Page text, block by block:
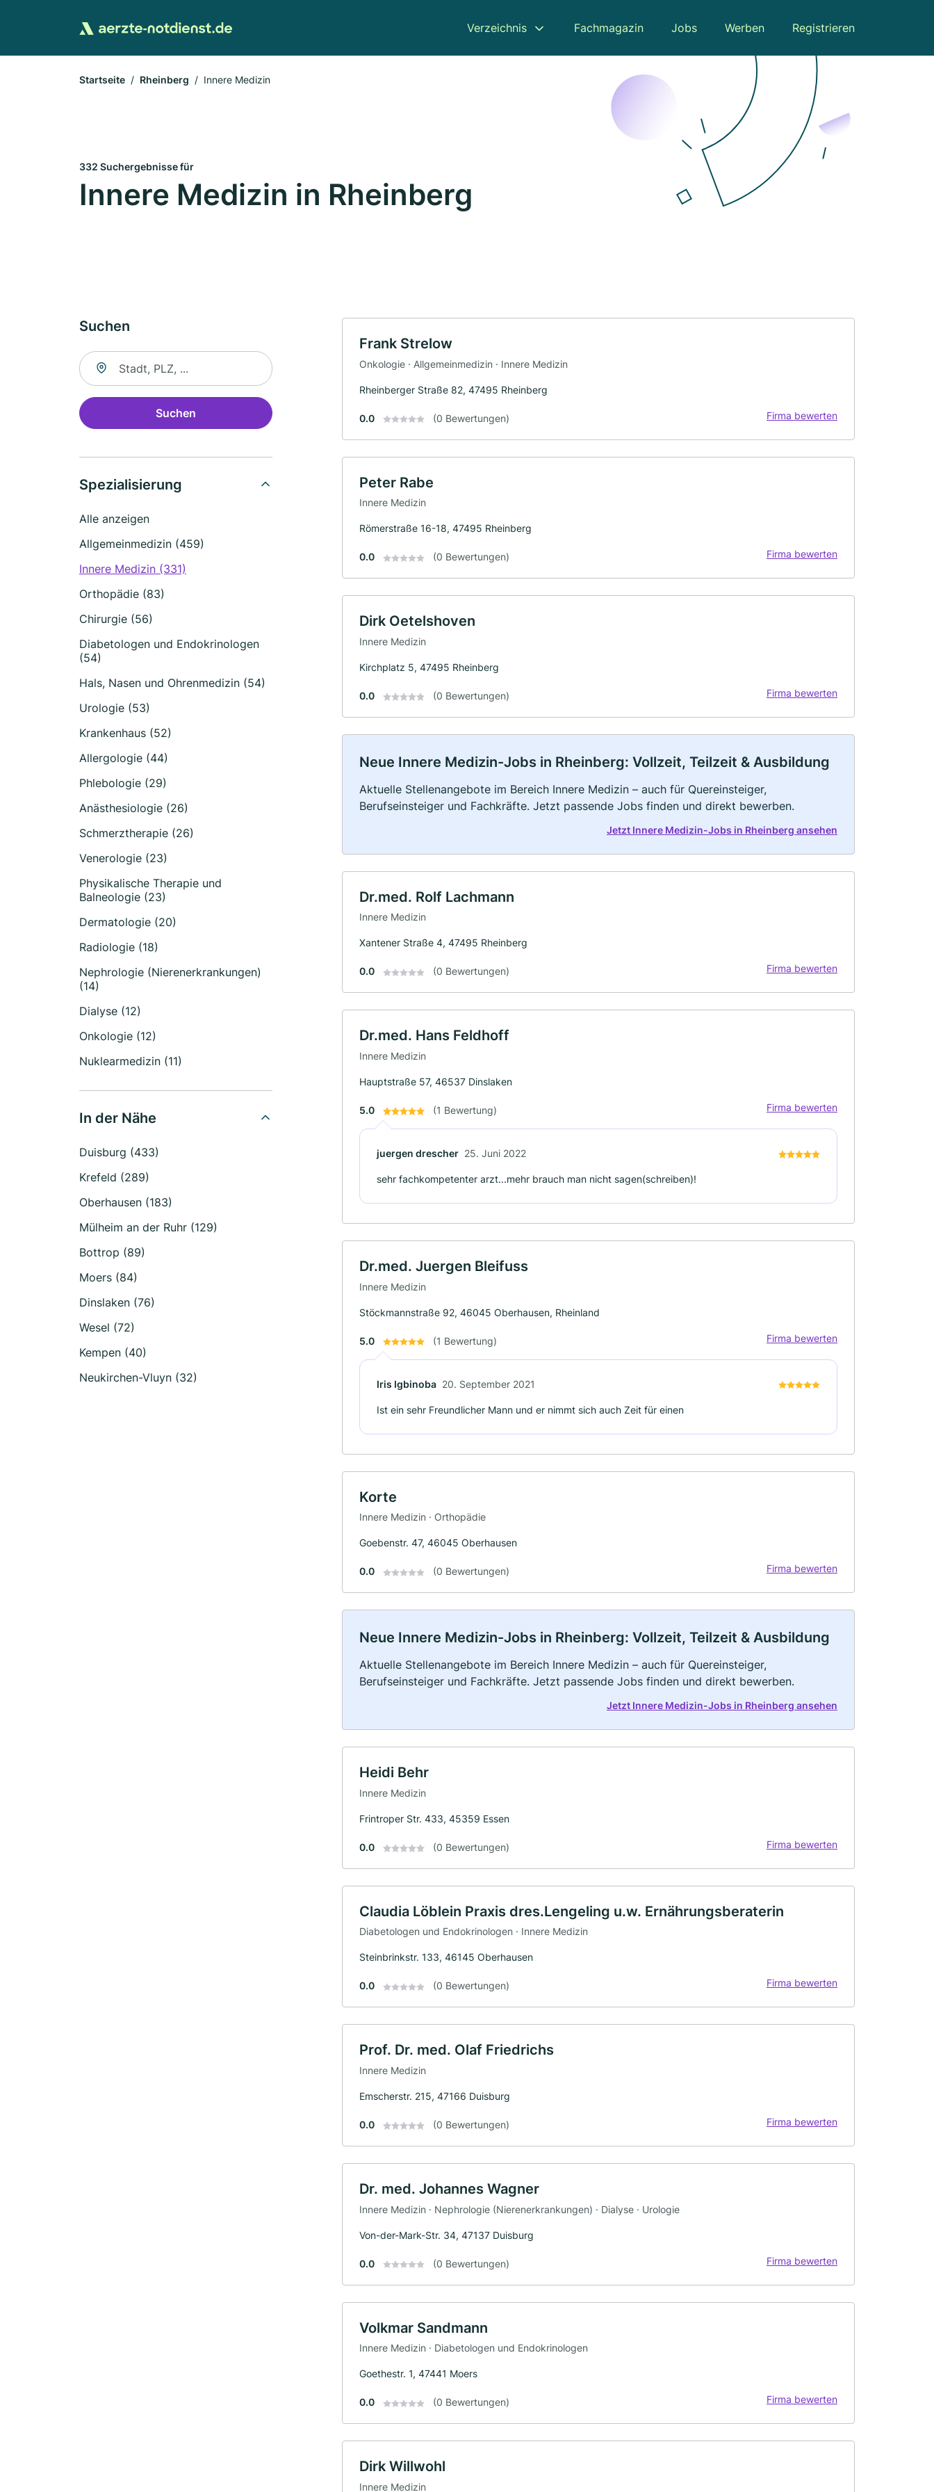
Verzeichnis Fachmagazin Jobs Werben Registrieren
Startseite Rheinberg Innere Medizin
332 Suchergebnisse für
Innere Medizin in Rheinberg
Suchen
Suche nach Ort
Suchen
Spezialisierung
Alle anzeigen
Allgemeinmedizin (459)
Innere Medizin (331)
Orthopädie (83)
Chirurgie (56)
Diabetologen und Endokrinologen
(54)
Hals, Nasen und Ohrenmedizin (54)
Urologie (53)
Krankenhaus (52)
Allergologie (44)
Phlebologie (29)
Anästhesiologie (26)
Schmerztherapie (26)
Venerologie (23)
Physikalische Therapie und
Balneologie (23)
Dermatologie (20)
Radiologie (18)
Nephrologie (Nierenerkrankungen)
(14)
Dialyse (12)
Onkologie (12)
Nuklearmedizin (11)
In der Nähe
Duisburg (433)
Krefeld (289)
Oberhausen (183)
Mülheim an der Ruhr (129)
Bottrop (89)
Moers (84)
Dinslaken (76)
Wesel (72)
Kempen (40)
Neukirchen-Vluyn (32)
Frank Strelow
Onkologie · Allgemeinmedizin · Innere Medizin
Rheinberger Straße 82, 47495 Rheinberg
0.0 (0 Bewertungen) Firma bewerten
Peter Rabe
Innere Medizin
Römerstraße 16-18, 47495 Rheinberg
0.0 (0 Bewertungen) Firma bewerten
Dirk Oetelshoven
Innere Medizin
Kirchplatz 5, 47495 Rheinberg
0.0 (0 Bewertungen) Firma bewerten
Neue Innere Medizin-Jobs in Rheinberg: Vollzeit, Teilzeit & Ausbildung
Aktuelle Stellenangebote im Bereich Innere Medizin – auch für Quereinsteiger,
Berufseinsteiger und Fachkräfte. Jetzt passende Jobs finden und direkt bewerben.
Jetzt Innere Medizin-Jobs in Rheinberg ansehen
Dr.med. Rolf Lachmann
Innere Medizin
Xantener Straße 4, 47495 Rheinberg
0.0 (0 Bewertungen) Firma bewerten
Dr.med. Hans Feldhoff
Innere Medizin
Hauptstraße 57, 46537 Dinslaken
5.0 (1 Bewertung) Firma bewerten
juergen drescher 25. Juni 2022
sehr fachkompetenter arzt...mehr brauch man nicht sagen(schreiben)!
Dr.med. Juergen Bleifuss
Innere Medizin
Stöckmannstraße 92, 46045 Oberhausen, Rheinland
5.0 (1 Bewertung) Firma bewerten
Iris Igbinoba 20. September 2021
Ist ein sehr Freundlicher Mann und er nimmt sich auch Zeit für einen
Korte
Innere Medizin · Orthopädie
Goebenstr. 47, 46045 Oberhausen
0.0 (0 Bewertungen) Firma bewerten
Neue Innere Medizin-Jobs in Rheinberg: Vollzeit, Teilzeit & Ausbildung
Aktuelle Stellenangebote im Bereich Innere Medizin – auch für Quereinsteiger,
Berufseinsteiger und Fachkräfte. Jetzt passende Jobs finden und direkt bewerben.
Jetzt Innere Medizin-Jobs in Rheinberg ansehen
Heidi Behr
Innere Medizin
Frintroper Str. 433, 45359 Essen
0.0 (0 Bewertungen) Firma bewerten
Claudia Löblein Praxis dres.Lengeling u.w. Ernährungsberaterin
Diabetologen und Endokrinologen · Innere Medizin
Steinbrinkstr. 133, 46145 Oberhausen
0.0 (0 Bewertungen) Firma bewerten
Prof. Dr. med. Olaf Friedrichs
Innere Medizin
Emscherstr. 215, 47166 Duisburg
0.0 (0 Bewertungen) Firma bewerten
Dr. med. Johannes Wagner
Innere Medizin · Nephrologie (Nierenerkrankungen) · Dialyse · Urologie
Von-der-Mark-Str. 34, 47137 Duisburg
0.0 (0 Bewertungen) Firma bewerten
Volkmar Sandmann
Innere Medizin · Diabetologen und Endokrinologen
Goethestr. 1, 47441 Moers
0.0 (0 Bewertungen) Firma bewerten
Dirk Willwohl
Innere Medizin